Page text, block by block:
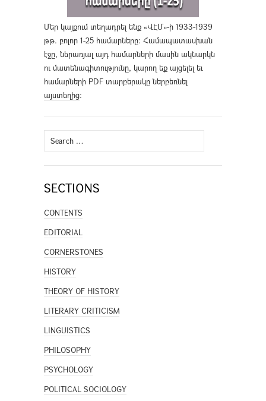
Մեր կայքում տեղադրել ենք «ՎԷՄ»-ի 1933-1939
թթ. բոլոր 1-25 համարները։ Համապատասխան
էջը, ներառյալ այդ համարների մասին ակնարկն
ու մատենագիտությունը, կարող եք այցելել եւ
համարների PDF տարբերակը ներբեռնել
այստեղից։
Search
for:
SECTIONS
CONTENTS
EDITORIAL
CORNERSTONES
HISTORY
THEORY OF HISTORY
LITERARY CRITICISM
LINGUISTICS
PHILOSOPHY
PSYCHOLOGY
POLITICAL SOCIOLOGY